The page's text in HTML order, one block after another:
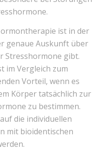
ist in der
genaue Auskunft über
Stresshormone gibt.
im Vergleich zum
Vorteil, wenn es
Körper tatsächlich zur
zu bestimmen.
die individuellen
mit bioidentischen